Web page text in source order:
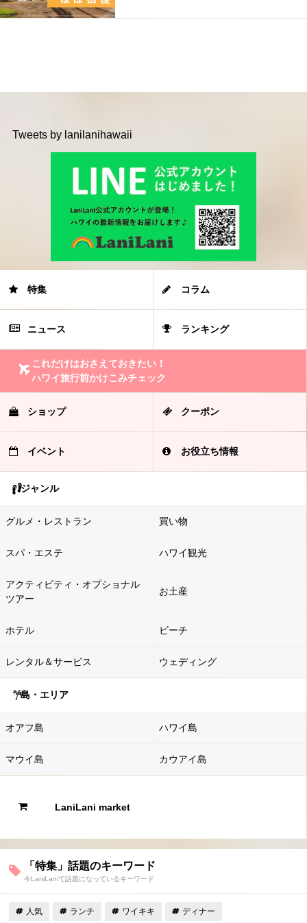
Tweets by lanilanihawaii
特集 コラム
ニュース ランキング
これだけはおさえておきたい！
ハワイ旅行前かけこみチェック
ショップ クーポン
イベント お役立ち情報
ジャンル
グルメ・レストラン 買い物
スパ・エステ ハワイ観光
アクティビティ・オプショナル
ツアー
お土産
ホテル ビーチ
レンタル＆サービス ウェディング
島・エリア
オアフ島 ハワイ島
マウイ島 カウアイ島
LaniLani market
「特集」話題のキーワード
今LaniLaniで話題になっているキーワード
人気 ランチ ワイキキ ディナー